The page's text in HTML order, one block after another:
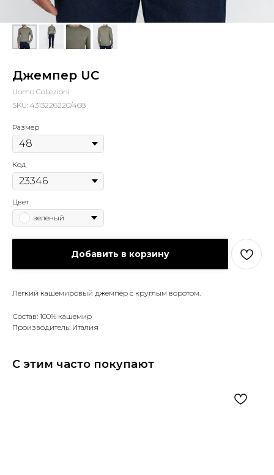
Джемпер UC
Uomo Collezioni
SKU: 4313226220/468
Размер
Код
Цвет
зеленый
Добавить в корзину
Легкий кашемировый джемпер с круглым воротом.
Состав: 100% кашемир
Производитель: Италия
С этим часто покупают